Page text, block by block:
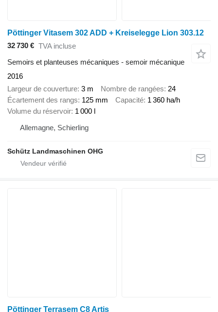
Pöttinger Vitasem 302 ADD + Kreiselegge Lion 303.12
32 730 € TVA incluse
Semoirs et planteuses mécaniques - semoir mécanique
2016
Largeur de couverture 3 m Nombre de rangées 24
Écartement des rangs 125 mm Capacité 1 360 ha/h
Volume du réservoir 1 000 l
Allemagne, Schierling
Schütz Landmaschinen OHG
Pöttinger Terrasem C8 Artis